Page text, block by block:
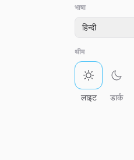
भाषा
हिन्दी
थीम
लाइट डार्क